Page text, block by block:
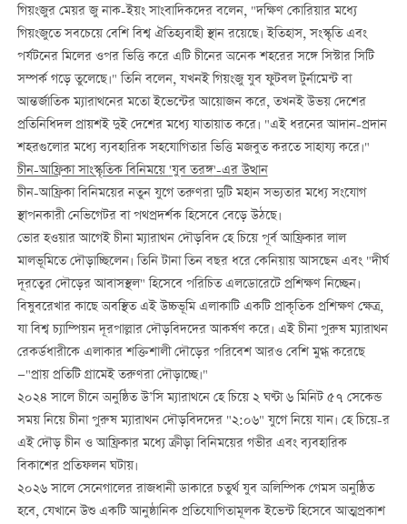
গিয়ংজুর মেয়র জু নাক-ইয়ং সাংবাদিকদের বলেন, "দক্ষিণ কোরিয়ার মধ্যে
গিয়ংজুতে সবচেয়ে বেশি বিশ্ব ঐতিহ্যবাহী স্থান রয়েছে। ইতিহাস, সংস্কৃতি এবং
পর্যটনের মিলের ওপর ভিত্তি করে এটি চীনের অনেক শহরের সঙ্গে সিস্টার সিটি
সম্পর্ক গড়ে তুলেছে।" তিনি বলেন, যখনই গিয়ংজু যুব ফুটবল টুর্নামেন্ট বা
আন্তর্জাতিক ম্যারাথনের মতো ইভেন্টের আয়োজন করে, তখনই উভয় দেশের
প্রতিনিধিদল প্রায়শই দুই দেশের মধ্যে যাতায়াত করে। "এই ধরনের আদান-প্রদান
শহরগুলোর মধ্যে ব্যবহারিক সহযোগিতার ভিত্তি মজবুত করতে সাহায্য করে।"
চীন-আফ্রিকা সাংস্কৃতিক বিনিময়ে'যুব তরঙ্গ'-এর উত্থান
চীন-আফ্রিকা বিনিময়ের নতুন যুগে তরুণরা দুটি মহান সভ্যতার মধ্যে সংযোগ
স্থাপনকারী নেভিগেটর বা পথপ্রদর্শক হিসেবে বেড়ে উঠছে।
ভোর হওয়ার আগেই চীনা ম্যারাথন দৌড়বিদ হে চিয়ে পূর্ব আফ্রিকার লাল
মালভূমিতে দৌড়াচ্ছিলেন। তিনি টানা তিন বছর ধরে কেনিয়ায় আসছেন এবং "দীর্ঘ
দূরত্বের দৌড়ের আবাসস্থল" হিসেবে পরিচিত এলডোরেটে প্রশিক্ষণ নিচ্ছেন।
বিষুবরেখার কাছে অবস্থিত এই উচ্চভূমি এলাকাটি একটি প্রাকৃতিক প্রশিক্ষণ ক্ষেত্র,
যা বিশ্ব চ্যাম্পিয়ন দূরপাল্লার দৌড়বিদদের আকর্ষণ করে। এই চীনা পুরুষ ম্যারাথন
রেকর্ডধারীকে এলাকার শক্তিশালী দৌড়ের পরিবেশ আরও বেশি মুগ্ধ করেছে
—"প্রায় প্রতিটি গ্রামেই তরুণরা দৌড়াচ্ছে।"
২০২৪ সালে চীনে অনুষ্ঠিত উ’সি ম্যারাথনে হে চিয়ে ২ ঘণ্টা ৬ মিনিট ৫৭ সেকেন্ড
সময় নিয়ে চীনা পুরুষ ম্যারাথন দৌড়বিদদের "২:০৬" যুগে নিয়ে যান। হে চিয়ে-র
এই দৌড় চীন ও আফ্রিকার মধ্যে ক্রীড়া বিনিময়ের গভীর এবং ব্যবহারিক
বিকাশের প্রতিফলন ঘটায়।
২০২৬ সালে সেনেগালের রাজধানী ডাকারে চতুর্থ যুব অলিম্পিক গেমস অনুষ্ঠিত
হবে, যেখানে উশু একটি আনুষ্ঠানিক প্রতিযোগিতামূলক ইভেন্ট হিসেবে আত্মপ্রকাশ